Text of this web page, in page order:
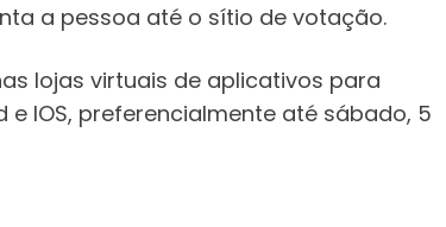
a pessoa até o sítio de votação.
lojas virtuais de aplicativos para
IOS, preferencialmente até sábado, 5